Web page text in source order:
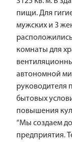
пищи. Для
мужских и 3
комнаты для
автономной
руководителя
бытовых
повышения
“Мы создаем
предприятия.